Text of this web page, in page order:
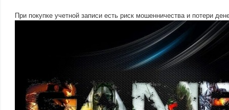
При покупке учетной записи есть риск мошенничества и потери